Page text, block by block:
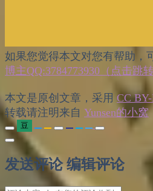
如果您觉得本文对您有帮助，
博主QQ:3784773930（点击跳
本文是原创文章，采用 CC
转载请注明来自 Yunsen的小窝
豆
发送评论 编辑评论